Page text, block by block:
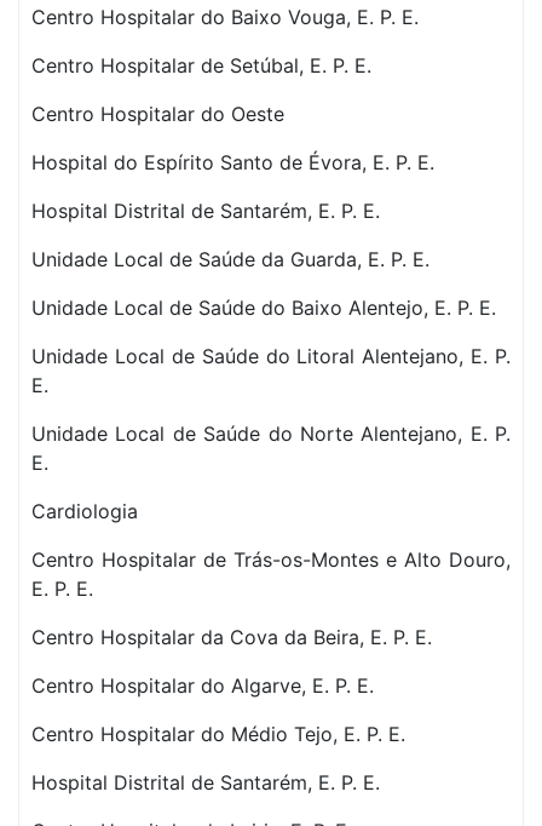
Centro Hospitalar do Baixo Vouga, E. P. E.
Centro Hospitalar de Setúbal, E. P. E.
Centro Hospitalar do Oeste
Hospital do Espírito Santo de Évora, E. P. E.
Hospital Distrital de Santarém, E. P. E.
Unidade Local de Saúde da Guarda, E. P. E.
Unidade Local de Saúde do Baixo Alentejo, E. P. E.
Unidade Local de Saúde do Litoral Alentejano, E. P.
E.
Unidade Local de Saúde do Norte Alentejano, E. P.
E.
Cardiologia
Centro Hospitalar de Trás-os-Montes e Alto Douro,
E. P. E.
Centro Hospitalar da Cova da Beira, E. P. E.
Centro Hospitalar do Algarve, E. P. E.
Centro Hospitalar do Médio Tejo, E. P. E.
Hospital Distrital de Santarém, E. P. E.